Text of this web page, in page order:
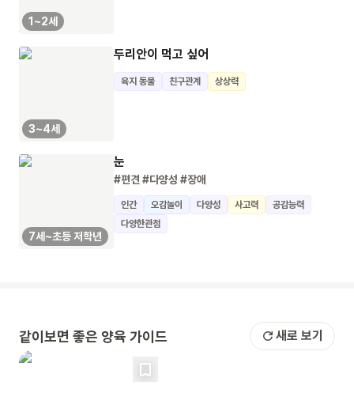
1~2세
3~4세
두리안이 먹고 싶어
육지 동물 친구관계 상상력
7세~초등 저학년
눈
#편견 #다양성 #장애
인간 오감놀이 다양성 사고력
공감능력
다양한관점
같이보면 좋은 양육 가이드 새로 보기